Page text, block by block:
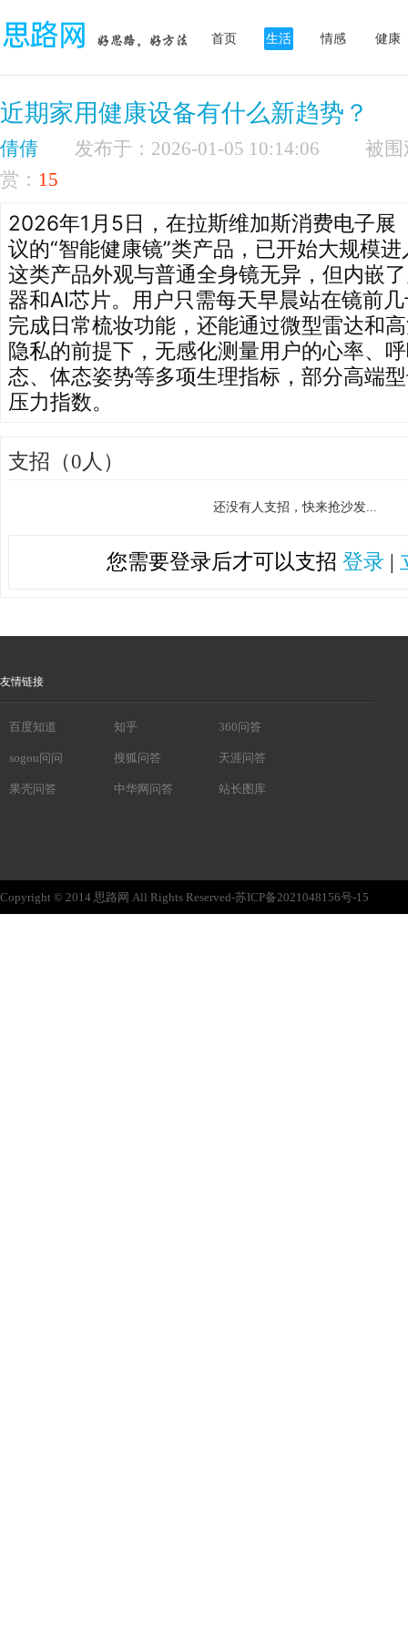
首页 生活 情感 健康
近期家用健康设备有什么新趋势？
倩倩 发布于：2026-01-05 10:14:06
赏： 15
2026年1月5日，在拉斯维加斯消费电子展
议的“智能健康镜”类产品，已开始大规模
这类产品外观与普通全身镜无异，但内嵌
器和AI芯片。用户只需每天早晨站在镜前
完成日常梳妆功能，还能通过微型雷达和
隐私的前提下，无感化测量用户的心率、
态、体态姿势等多项生理指标，部分高端
压力指数。
支招（0人）
还没有人支招，快来抢沙发...
您需要登录后才可以支招 登录 |
友情链接
百度知道 知乎 360问答
sogou问问 搜狐问答 天涯问答
果壳问答 中华网问答 站长图库
Copyright © 2014 思路网 All Rights Reserved-苏ICP备2021048156号-15